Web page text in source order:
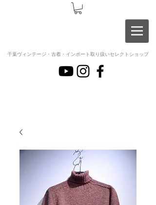
千葉ヴィンテージ・古着・インポート取り扱いセレクトショップ